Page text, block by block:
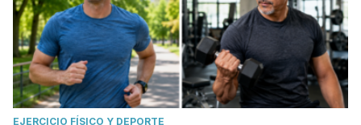
EJERCICIO FÍSICO Y DEPORTE